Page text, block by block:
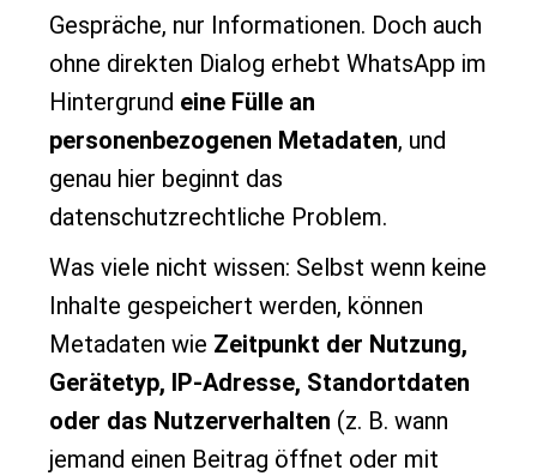
Gespräche, nur Informationen. Doch auch
ohne direkten Dialog erhebt WhatsApp im
Hintergrund eine Fülle an
personenbezogenen Metadaten, und
genau hier beginnt das
datenschutzrechtliche Problem.
Was viele nicht wissen: Selbst wenn keine
Inhalte gespeichert werden, können
Metadaten wie Zeitpunkt der Nutzung,
Gerätetyp, IP-Adresse, Standortdaten
oder das Nutzerverhalten (z. B. wann
jemand einen Beitrag öffnet oder mit